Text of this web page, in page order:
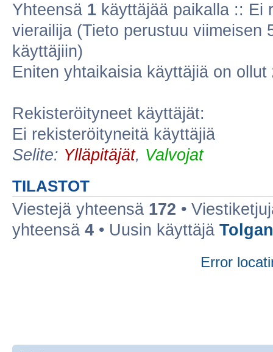
Yhteensä 1 käyttäjää paikalla :: Ei
vierailija (Tieto perustuu viimeisen
käyttäjiin)
Eniten yhtaikaisia käyttäjiä on ollut
Rekisteröityneet käyttäjät:
Ei rekisteröityneitä käyttäjiä
Selite: Ylläpitäjät, Valvojat
TILASTOT
Viestejä yhteensä 172 •
yhteensä 4 • Uusin käyttäjä
Error